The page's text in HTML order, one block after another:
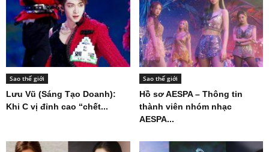
Sao thế giới
Lưu Vũ (Sáng Tạo Doanh):
Khi C vị đỉnh cao “chết...
Sao thế giới
Hồ sơ AESPA – Thông tin
thành viên nhóm nhạc
AESPA...